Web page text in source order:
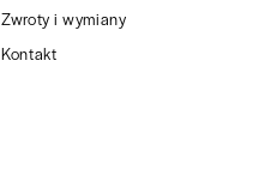
Zwroty i wymiany
Kontakt